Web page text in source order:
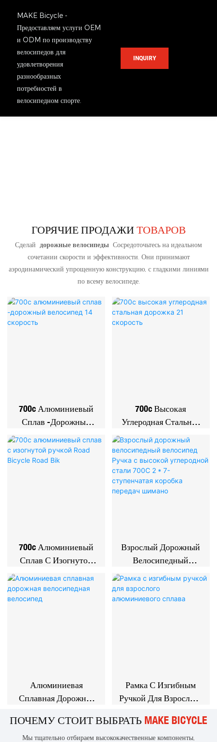
MAKE Bicycle -
Предоставляем услуги OEM
и ODM по производству
велосипедов для
удовлетворения
разнообразных
потребностей в
велосипедном спорте.
INQUIRY
ГОРЯЧИЕ ПРОДАЖИТОВАРОВ
Сделай дорожные велосипеды Сосредоточьтесь на идеальном
сочетании скорости и эффективности. Они принимают
аэродинамический упрощенную конструкцию, с гладкими линиями
по всему велосипеде.
700c Алюминиевый
Сплав -дорожный
Велосипед 14
Скорость
700c Высокая
Углеродная Стальная
Дорожка 21 Скорость
700c Алюминиевый
Сплав С Изогнутой
Road Bik
Взрослый Дорожный
Велосипедный
Велосипед Ручка С
Высокой Углеродной
Стали 700C 2 * 7-
Алюминиевая
Сплавная Дорожная
Велосипед
Рамка С Изгибным
Ручкой Для Взрослого
Сплава
ПОЧЕМУ СТОИТ ВЫБРАТЬ MAKE BICYCLE
Мы тщательно отбираем высококачественные компоненты,